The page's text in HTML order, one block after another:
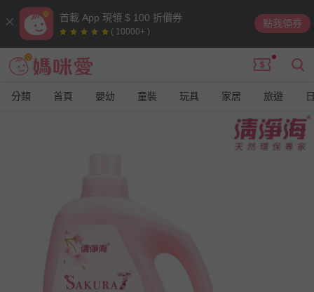
首載 App 現領 $ 100 折價券
( 10000+ )
點我領券
分類 首頁 嬰幼 童裝 玩具 家居 旅遊